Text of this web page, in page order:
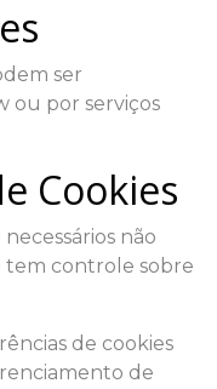
ser
ou por serviços
Cookies
não
tem controle sobre
de cookies
de